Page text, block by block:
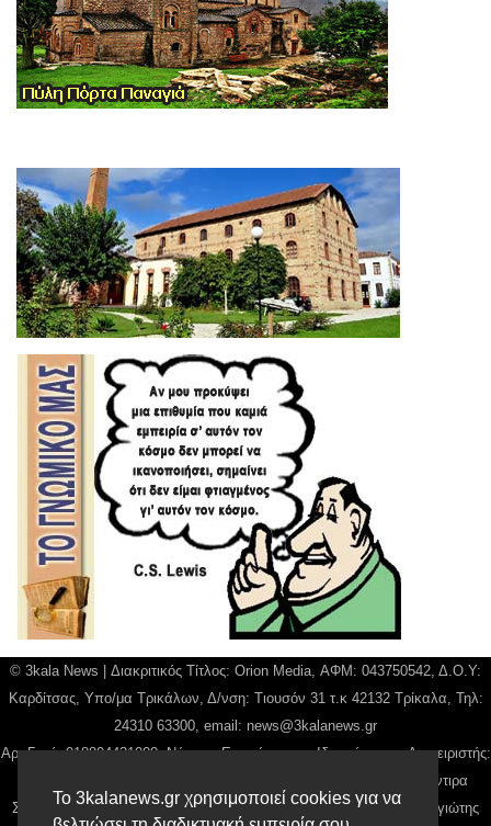
Το 3kalanews.gr χρησιμοποιεί cookies για να
© 3kala News | Διακριτικός Τίτλος: Orion Media, ΑΦΜ: 043750542, Δ.Ο.Υ:
Καρδίτσας, Υπο/μα Τρικάλων, Δ/νση: Τιουσόν 31 τ.κ 42132 Τρίκαλα, Τηλ:
24310 63300, email: news@3kalanews.gr
Αρ. Γεμή: 018804431000, Νόμιμος Εκπρόσωπος, Ιδιοκτήτης και Διαχειριστής:
Παναγιώτης Φιλίππου, Διευθύντρια: Γιαννουσά Βασιλική, Διευθύντιρα
Σύνταξης: Μπαλαμπάνη Βασιλική. Δικαιούχος domain name Παναγιώτης